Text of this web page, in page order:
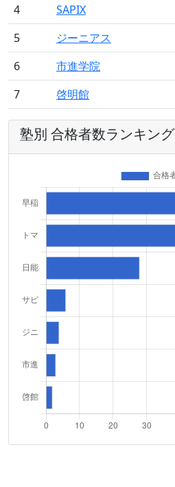
4
SAPIX
5
ジーニアス
6
市進学院
7
啓明館
塾別 合格者数ランキング